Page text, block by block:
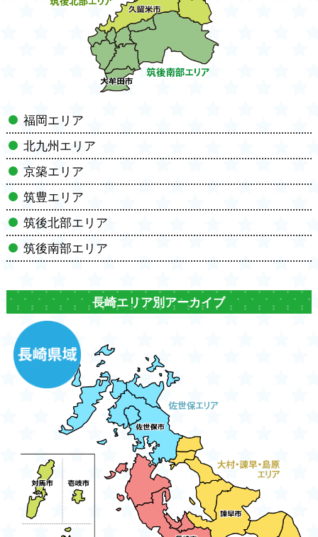
2019年1月
福岡エリア
北九州エリア
京築エリア
筑豊エリア
筑後北部エリア
筑後南部エリア
長崎エリア別アーカイブ